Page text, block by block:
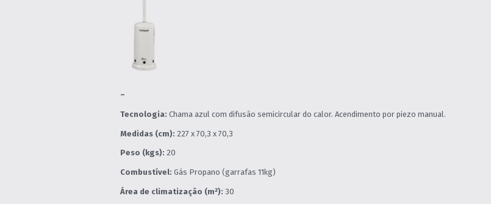
–
Tecnologia: Chama azul com difusão semicircular do calor. Acendimento por piezo manual.
Medidas (cm): 227 x 70,3 x 70,3
Peso (kgs): 20
Combustível: Gás Propano (garrafas 11kg)
Área de climatização (m²): 30